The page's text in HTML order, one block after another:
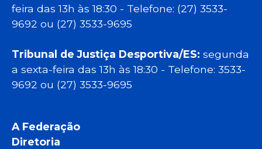
feira das 13h às 18:30 - Telefone: (27) 3533-
9692 ou (27) 3533-9695
Tribunal de Justiça Desportiva/ES: segunda
a sexta-feira das 13h às 18:30 - Telefone: 3533-
9692 ou (27) 3533-9695
A Federação
Diretoria